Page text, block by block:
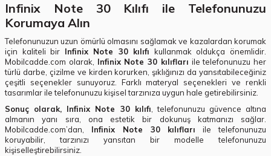
Infinix Note 30 Kılıfı ile Telefonunuzu
Korumaya Alın
Telefonunuzun uzun ömürlü olmasını sağlamak ve kazalardan korumak
için kaliteli bir Infinix Note 30 kılıfı kullanmak oldukça önemlidir.
Mobilcadde.com olarak, Infinix Note 30 kılıfları ile telefonunuzu her
türlü darbe, çizilme ve kirden korurken, şıklığınızı da yansıtabileceğiniz
çeşitli seçenekler sunuyoruz. Farklı materyal seçenekleri ve renkli
tasarımlar ile telefonunuzu kişisel tarzınıza uygun hale getirebilirsiniz.
Sonuç olarak, Infinix Note 30 kılıfı, telefonunuzu güvence altına
almanın yanı sıra, ona estetik bir dokunuş katmanızı sağlar.
Mobilcadde.com’dan, Infinix Note 30 kılıfları ile telefonunuzu
koruyabilir, tarzınızı yansıtan bir modelle telefonunuzu
kişiselleştirebilirsiniz.